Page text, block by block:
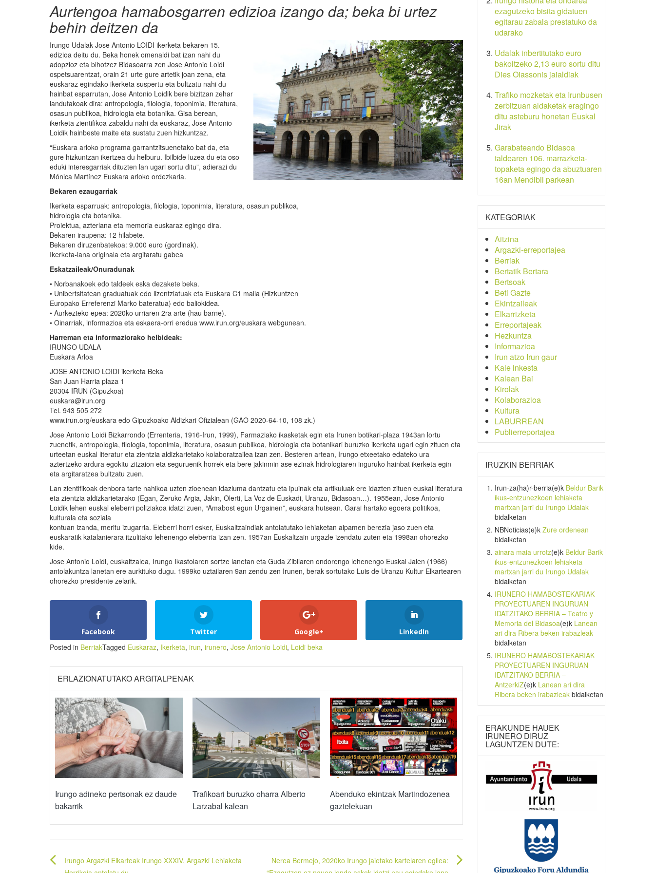
Aurtengoa hamabosgarren edizioa izango da; beka bi urtez
behin deitzen da
Irungo Udalak Jose Antonio LOIDI ikerketa bekaren 15.
edizioa deitu du. Beka honek omenaldi bat izan nahi du
adopzioz eta bihotzez Bidasoarra zen Jose Antonio Loidi
ospetsuarentzat, orain 21 urte gure artetik joan zena, eta
euskaraz egindako ikerketa suspertu eta bultzatu nahi du
hainbat esparrutan, Jose Antonio Loidik bere bizitzan zehar
landutakoak dira: antropologia, filologia, toponimia, literatura,
osasun publikoa, hidrologia eta botanika. Gisa berean,
ikerketa zientifikoa zabaldu nahi da euskaraz, Jose Antonio
Loidik hainbeste maite eta sustatu zuen hizkuntzaz.
“Euskara arloko programa garrantzitsuenetako bat da, eta
gure hizkuntzan ikertzea du helburu. Ibilbide luzea du eta oso
eduki interesgarriak dituzten lan ugari sortu ditu”, adierazi du
Mónica Martínez Euskara arloko ordezkaria.
Bekaren ezaugarriak
Ikerketa esparruak: antropologia, filologia, toponimia, literatura, osasun publikoa,
hidrologia eta botanika.
Proiektua, azterlana eta memoria euskaraz egingo dira.
Bekaren iraupena: 12 hilabete.
Bekaren diruzenbatekoa: 9.000 euro (gordinak).
Ikerketa-lana originala eta argitaratu gabea
Eskatzaileak/Onuradunak
• Norbanakoek edo taldeek eska dezakete beka.
• Unibertsitatean graduatuak edo lizentziatuak eta Euskara C1 maila (Hizkuntzen
Europako Erreferenzi Marko bateratua) edo baliokidea.
• Aurkezteko epea: 2020ko urriaren 2ra arte (hau barne).
• Oinarriak, informazioa eta eskaera-orri eredua www.irun.org/euskara webgunean.
Harreman eta informaziorako helbideak:
IRUNGO UDALA
Euskara Arloa
JOSE ANTONIO LOIDI ikerketa Beka
San Juan Harria plaza 1
20304 IRUN (Gipuzkoa)
euskara@irun.org
Tel. 943 505 272
www.irun.org/euskara edo Gipuzkoako Aldizkari Ofizialean (GAO 2020-64-10, 108 zk.)
Jose Antonio Loidi Bizkarrondo (Errenteria, 1916-Irun, 1999), Farmaziako ikasketak egin eta Irunen botikari-plaza 1943an lortu
zuenetik, antropologia, filologia, toponimia, literatura, osasun publikoa, hidrologia eta botanikari buruzko ikerketa ugari egin zituen eta
urteetan euskal literatur eta zientzia aldizkarietako kolaboratzailea izan zen. Besteren artean, Irungo etxeetako edateko ura
aztertzeko ardura egokitu zitzaion eta seguruenik horrek eta bere jakinmin ase ezinak hidrologiaren inguruko hainbat ikerketa egin
eta argitaratzea bultzatu zuen.
Lan zientifikoak denbora tarte nahikoa uzten zioenean idazluma dantzatu eta ipuinak eta artikuluak ere idazten zituen euskal literatura
eta zientzia aldizkarietarako (Egan, Zeruko Argia, Jakin, Olerti, La Voz de Euskadi, Uranzu, Bidasoan…). 1955ean, Jose Antonio
Loidik lehen euskal eleberri poliziakoa idatzi zuen, “Amabost egun Urgainen”, euskara hutsean. Garai hartako egoera politikoa,
kulturala eta soziala
kontuan izanda, meritu izugarria. Eleberri horri esker, Euskaltzaindiak antolatutako lehiaketan aipamen berezia jaso zuen eta
euskaratik katalanierara itzulitako lehenengo eleberria izan zen. 1957an Euskaltzain urgazle izendatu zuten eta 1998an ohorezko
kide.
Jose Antonio Loidi, euskaltzalea, Irungo Ikastolaren sortze lanetan eta Guda Zibilaren ondorengo lehenengo Euskal Jaien (1966)
antolakuntza lanetan ere aurkituko dugu. 1999ko uztailaren 9an zendu zen Irunen, berak sortutako Luis de Uranzu Kultur Elkartearen
ohorezko presidente zelarik.
Facebook Twitter Google+ LinkedIn
Posted in BerriakTagged Euskaraz, Ikerketa, irun, irunero, Jose Antonio Loidi, Loidi beka
ERLAZIONATUTAKO ARGITALPENAK
Irungo adineko pertsonak ez daude
bakarrik
Trafikoari buruzko oharra Alberto
Larzabal kalean
Abenduko ekintzak Martindozenea
gaztelekuan
Bidalketetan
Irungo Argazki Elkarteak Irungo XXXIV. Argazki Lehiaketa
Nerea Bermejo, 2020ko Irungo jaietako kartelaren egilea:
ezagutzeko bisita gidatuen
egitarau zabala prestatuko da
udarako
Udalak inbertitutako euro
bakoitzeko 2,13 euro sortu ditu
Dies Oiassonis jaialdiak
Trafiko mozketak eta Irunbusen
zerbitzuan aldaketak eragingo
ditu asteburu honetan Euskal
Jirak
Garabateando Bidasoa
taldearen 106. marrazketa-
topaketa egingo da abuztuaren
16an Mendibil parkean
KATEGORIAK
Aitzina
Argazki-erreportajea
Berriak
Bertatik Bertara
Bertsoak
Beti Gazte
Ekintzaileak
Elkarrizketa
Erreportajeak
Hezkuntza
Informazioa
Irun atzo Irun gaur
Kale inkesta
Kalean Bai
Kirolak
Kolaborazioa
Kultura
LABURREAN
Publierreportajea
IRUZKIN BERRIAK
Irun-za(ha)r-berria(e)k Beldur Barik
ikus-entzunezkoen lehiaketa
martxan jarri du Irungo Udalak
bidalketan
NBNoticias(e)k Zure ordenean
bidalketan
ainara maia urrotz(e)k Beldur Barik
ikus-entzunezkoen lehiaketa
martxan jarri du Irungo Udalak
bidalketan
IRUNERO HAMABOSTEKARIAK
PROYECTUAREN INGURUAN
IDATZITAKO BERRIA – Teatro y
Memoria del Bidasoa(e)k Lanean
ari dira Ribera beken irabazleak
bidalketan
IRUNERO HAMABOSTEKARIAK
PROYECTUAREN INGURUAN
IDATZITAKO BERRIA –
AntzerkiZ(e)k Lanean ari dira
Ribera beken irabazleakbidalketan
ERAKUNDE HAUEK
IRUNERO DIRUZ
LAGUNTZEN DUTE: